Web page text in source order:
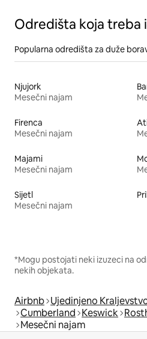
Odredišta koja treba
Popularna odredišta za duže
Njujork
Mesečni najam
Firenca
Mesečni najam
Majami
Mesečni najam
Sijetl
Mesečni najam
*Mogu postojati neki izuzeci na
nekih objekata.
Airbnb Ujedinjeno
Cumberland Keswick
Mesečni najam